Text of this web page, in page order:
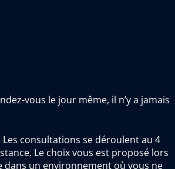
vous le jour même, il n’y a jamais
consultations se déroulent au 4
Le choix vous est proposé lors
dans un environnement où vous ne